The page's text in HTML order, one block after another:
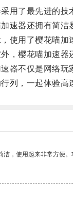
了最先进的技
器还拥有简洁
用了樱花喵加
樱花喵加速器
不仅是网络玩
，一起体验高
，使用起来非常方便。